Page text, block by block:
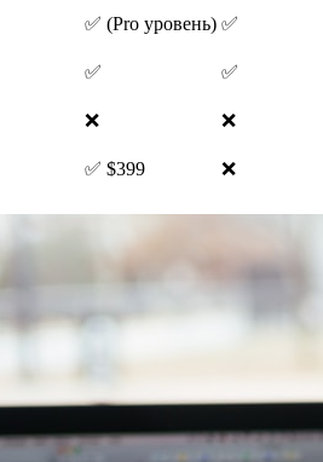
✅ (Pro уровень) ✅
✅
✅
❌
❌
✅ $399 ❌